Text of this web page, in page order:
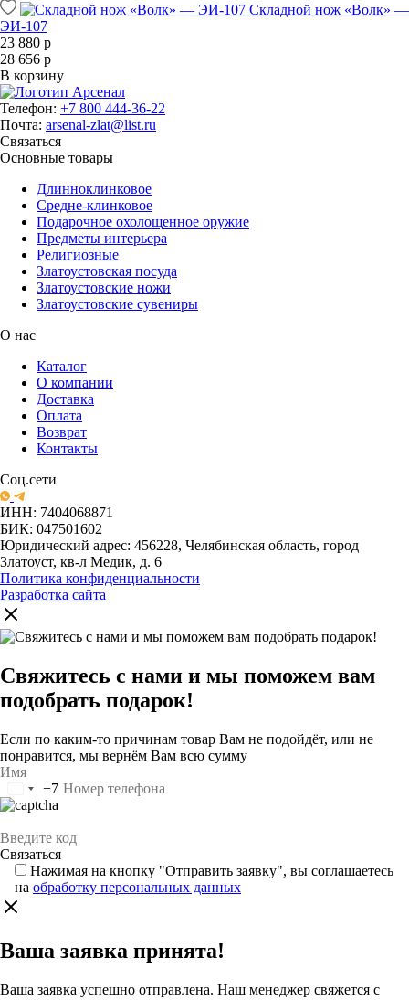
Складной нож «Волк» —
ЭИ-107
23 880 р
28 656 р
В корзину
Телефон: +7 800 444-36-22
Почта: arsenal-zlat@list.ru
Связаться
Основные товары
Длинноклинковое
Средне-клинковое
Подарочное охолощенное оружие
Предметы интерьера
Религиозные
Златоустовская посуда
Златоустовские ножи
Златоустовские сувениры
О нас
Каталог
О компании
Доставка
Оплата
Возврат
Контакты
Соц.сети
ИНН: 7404068871
БИК: 047501602
Юридический адрес: 456228, Челябинская область, город
Златоуст, кв-л Медик, д. 6
Политика конфиденциальности
Разработка сайта
Свяжитесь с нами и мы поможем вам
подобрать подарок!
Если по каким-то причинам товар Вам не подойдёт, или не
понравится, мы вернём Вам всю сумму
Россия
+7
+7
Нажимая на кнопку "Отправить заявку", вы соглашаетесь
на обработку персональных данных
Ваша заявка принята!
Ваша заявка успешно отправлена. Наш менеджер свяжется с